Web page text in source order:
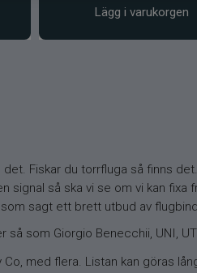
Lägg i varukorgen
Fiskar du torrfluga så finns
signal så ska vi se om vi kan
sagt ett brett utbud av
som Giorgio Benecchii, UNI,
Co, med flera. Listan kan göras